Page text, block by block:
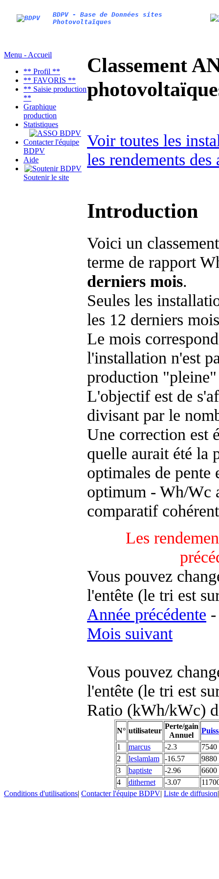
BDPV - Base de Données sites
Photovoltaïques
Menu - Accueil
** Profil **
** FAVORIS **
** Saisie production
**
Graphique
production
Statistiques
Contacter l'équipe
BDPV
Aide
Soutenir le site
Classement
Voir toutes les
les rendements des
Introduction
Voici un
terme de rapport
derniers mois.
Seules les
les 12 derniers
Le mois
l'installation n'est
production "pleine"
L'objectif est de
divisant par le
Une correction est
quelle aurait été la
optimales de
optimum - Wh/Wc
comparatif
Les
Vous pouvez
l'entête (le tri est
Année précédente -
Mois suivant
Vous pouvez
l'entête (le tri est
Ratio (kWh/kWc)
N° utilisateur
Perte/gain
Annuel
1
marcus -2.3
7540
2
leslamlam -16.57
9880
3
baptiste -2.96
6600
4
dithernet -3.07
Conditions d'utilisations| Contacter l'équipe BDPV| Liste de diffusion